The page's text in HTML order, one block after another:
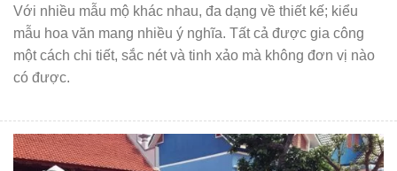
Với nhiều mẫu mộ khác nhau, đa dạng về thiết kế; kiểu
mẫu hoa văn mang nhiều ý nghĩa. Tất cả được gia công
một cách chi tiết, sắc nét và tinh xảo mà không đơn vị nào
có được.